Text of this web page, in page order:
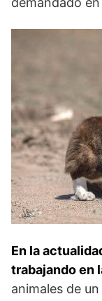
En la
trabajando en
animales de